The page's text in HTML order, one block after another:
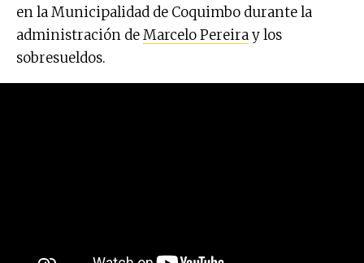
en la Municipalidad de Coquimbo durante la
administración deMarcelo Pereiray los
sobresueldos.